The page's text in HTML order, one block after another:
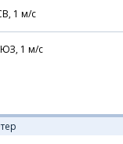
1 м/с
1 м/с